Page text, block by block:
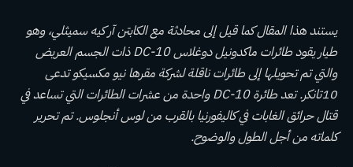
يستند هذا المقال كما قيل إلى محادثة مع الكابتن آر كيه سميثلي، وهو
طيار يقود طائرات ماكدونيل دوغلاس DC-10 ذات الجسم العريض
والتي تم تحويلها إلى طائرات ناقلة لشركة مقرها نيو مكسيكو تدعى
10تانكر. تعد طائرة DC-10 واحدة من عشرات الطائرات التي تساعد في
قتالحرائق الغابات في كاليفورنيابالقرب من لوس أنجلوس. تم تحرير
كلماته من أجل الطول والوضوح.